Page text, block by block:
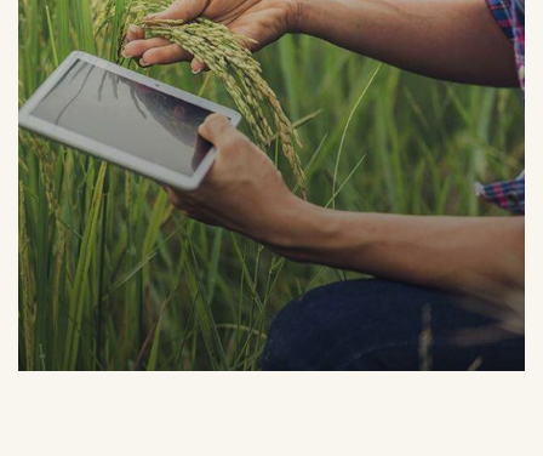
Organic Grap
Fruits Sea Fish